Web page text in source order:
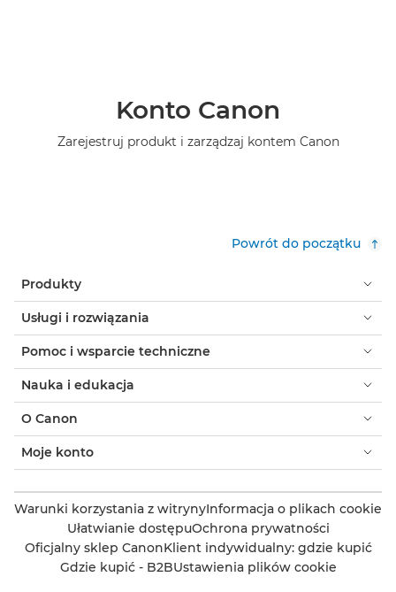
Konto Canon
Zarejestruj produkt i zarządzaj kontem Canon
Powrót do początku
Produkty
Usługi i rozwiązania
Pomoc i wsparcie techniczne
Nauka i edukacja
O Canon
Moje konto
Warunki korzystania z witrynyInformacja o plikach cookie
Ułatwianie dostępuOchrona prywatności
Oficjalny sklep CanonKlient indywidualny: gdzie kupić
Gdzie kupić - B2BUstawienia plików cookie